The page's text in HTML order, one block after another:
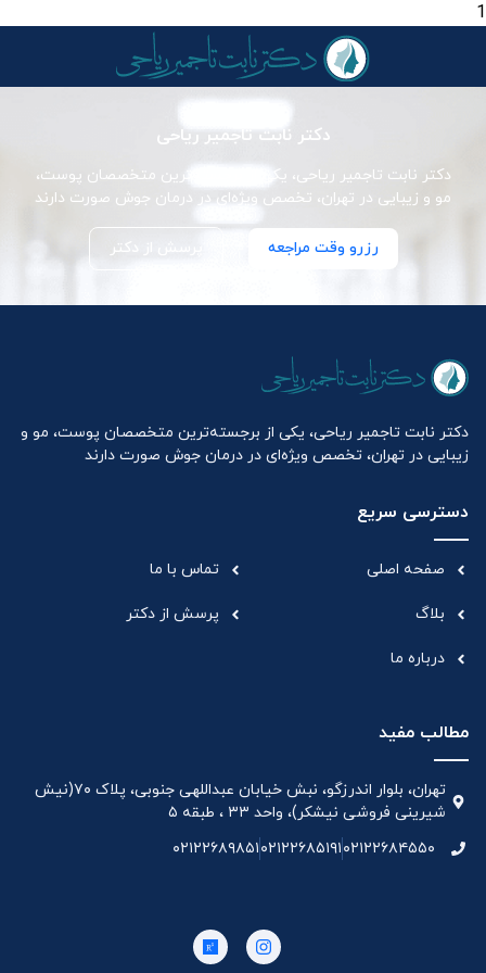
1
دکتر نابت تاجمیر ریاحی
دکتر نابت تاجمیر ریاحی، یکی از برجسته‌ترین متخصصان پوست،
مو و زیبایی در تهران، تخصص ویژه‌ای در درمان جوش صورت دارند
رزرو وقت مراجعه پرسش از دکتر
دکتر نابت تاجمیر ریاحی، یکی از برجسته‌ترین متخصصان پوست، مو و
زیبایی در تهران، تخصص ویژه‌ای در درمان جوش صورت دارند
دسترسی سریع
صفحه اصلی
بلاگ
درباره ما
تماس با ما
پرسش از دکتر
مطالب مفید
تهران، بلوار اندرزگو، نبش خیابان عبداللهی جنوبی، پلاک ۷۰(نیش
شیرینی فروشی نیشکر)، واحد ۳۳ ، طبقه ۵
۰۲۱۲۲۶۸۴۵۵۰۰۲۱۲۲۶۸۵۱۹۱۰۲۱۲۲۶۸۹۸۵۱